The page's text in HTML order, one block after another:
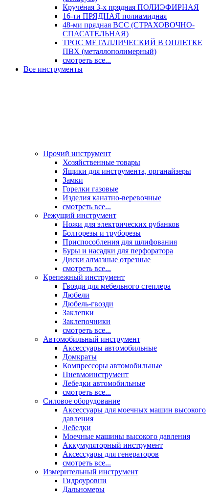
Кручёная 3-х прядная ПОЛИЭФИРНАЯ
16-ти ПРЯДНАЯ полиамидная
48-ми прядная ВСС (СТРАХОВОЧНО-
СПАСАТЕЛЬНАЯ)
ТРОС МЕТАЛЛИЧЕСКИЙ В ОПЛЕТКЕ
ПВХ (металлополимерный)
смотреть все...
Все инструменты
Прочий инструмент
Хозяйственные товары
Ящики для инструмента, органайзеры
Замки
Горелки газовые
Изделия канатно-веревочные
смотреть все...
Режущий инструмент
Ножи для электрических рубанков
Болторезы и труборезы
Приспособления для шлифования
Буры и насадки для перфоратора
Диски алмазные отрезные
смотреть все...
Крепежный инструмент
Гвозди для мебельного степлера
Дюбели
Дюбель-гвозди
Заклепки
Заклепочники
смотреть все...
Автомобильный инструмент
Аксессуары автомобильные
Домкраты
Компрессоры автомобильные
Пневмоинструмент
Лебедки автомобильные
смотреть все...
Силовое оборудование
Аксессуары для моечных машин высокого
давления
Лебедки
Моечные машины высокого давления
Аккумуляторный инструмент
Аксессуары для генераторов
смотреть все...
Измерительный инструмент
Гидроуровни
Дальномеры